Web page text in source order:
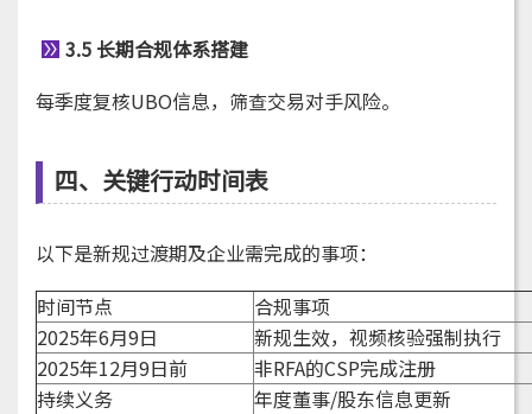
3.5 长期合规体系搭建
每季度复核UBO信息，筛查交易对手风险。
四、关键行动时间表
以下是新规过渡期及企业需完成的事项：
时间节点
合规事项
2025年6月9日
新规生效，视频核验强制执行
2025年12月9日前
非RFA的CSP完成注册
持续义务
年度董事/股东信息更新